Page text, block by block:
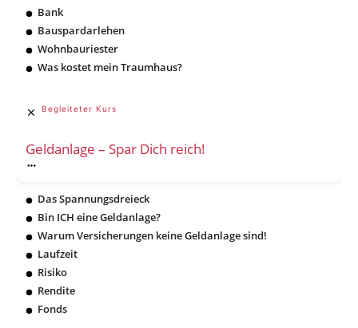
Bank
Bauspardarlehen
Wohnbauriester
Was kostet mein Traumhaus?
Begleiteter Kurs
Geldanlage – Spar Dich reich!
Das Spannungsdreieck
Bin ICH eine Geldanlage?
Warum Versicherungen keine Geldanlage sind!
Laufzeit
Risiko
Rendite
Fonds